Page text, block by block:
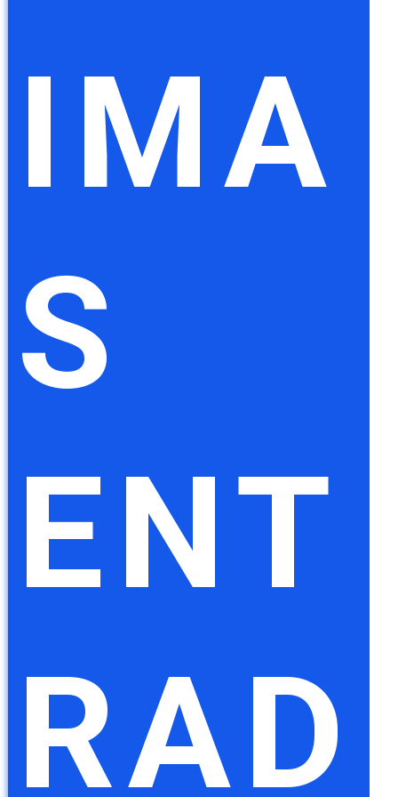
IMA
S
ENT
RAD